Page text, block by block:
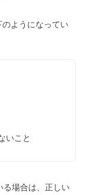
のようになってい
いこと
る場合は、正しい